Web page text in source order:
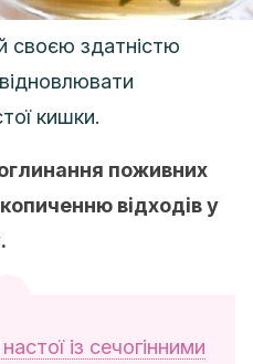
своєю здатністю
кишки.
поживних
відходів у
із сечогінними